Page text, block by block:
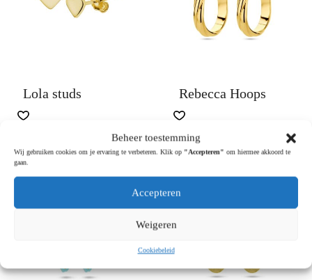
Beheer toestemming
Wij gebruiken cookies om je ervaring te verbeteren. Klik op "Accepteren" om hiermee akkoord te
gaan.
Accepteren
Weigeren
Cookiebeleid
Lola studs Rebecca Hoops
€45.00